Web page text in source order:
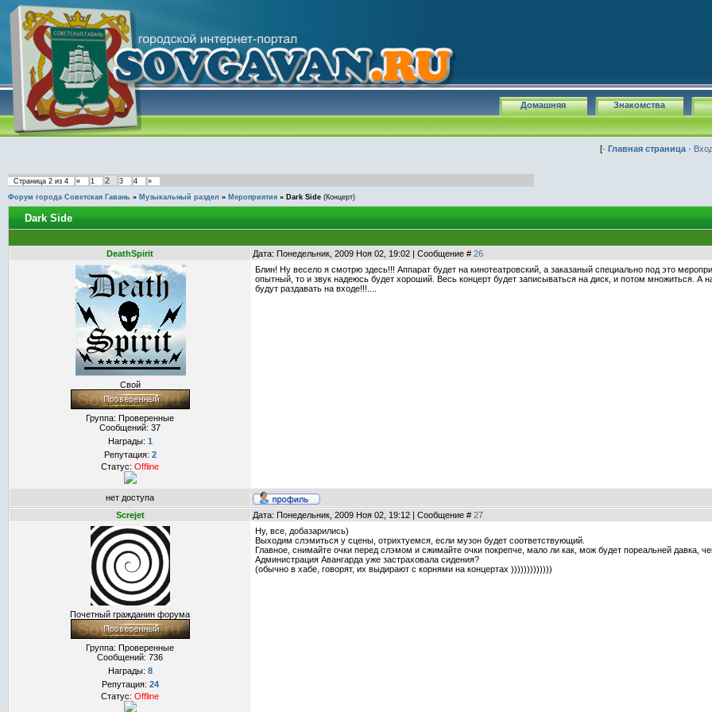
Знакомства
Домашняя
[· Главная страница ·
Страница 2 из 4 « 1 2 3 4
»
Форум города Советская Гавань » Музыкальный раздел » Мероприятия » Dark Side (Концерт)
Dark Side
DeathSpirit Дата: Понедельник, 2009 Ноя 02, 19:02 | Сообщение # 26
Свой
Группа: Проверенные
Сообщений: 37
Награды: 1
Репутация: 2
Статус: Offline
Блин! Ну весело я смотрю здесь!!! Аппарат будет на кинотеатровский, а заказаный специально под это
опытный, то и звук надеюсь будет хороший. Весь концерт будет записываться на диск, и потом множиться. А
будут раздавать на входе!!!....
нет доступа
Screjet
Дата: Понедельник, 2009 Ноя 02, 19:12 | Сообщение # 27
Почетный гражданин форума
Группа: Проверенные
Сообщений: 736
Награды: 8
Репутация: 24
Статус: Offline
Ну, все, добазарились)
Выходим слэмиться у сцены, отрихтуемся, если музон будет соответствующий.
Главное, снимайте очки перед слэмом и сжимайте очки покрепче, мало ли как, мож будет пореальней давка,
Администрация Авангарда уже застраховала сидения?
(обычно в хабе, говорят, их выдирают с корнями на концертах )))))))))))))